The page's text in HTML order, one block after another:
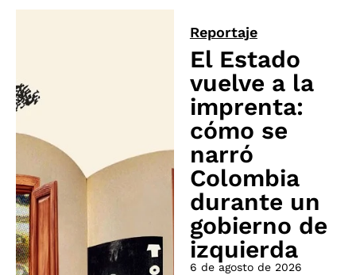
Reportaje
El Estado
vuelve a la
imprenta:
cómo se
narró
Colombia
durante un
gobierno de
izquierda
6 de agosto de 2026